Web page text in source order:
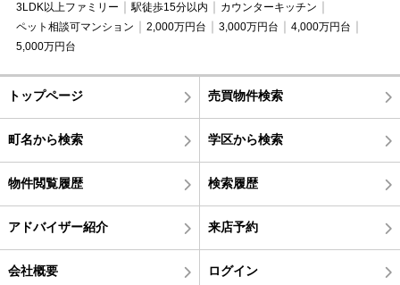
3LDK以上ファミリー
駅徒歩15分以内
カウンターキッチン
ペット相談可マンション
2,000万円台 3,000万円台
4,000万円台
5,000万円台
トップページ 売買物件検索
町名から検索 学区から検索
物件閲覧履歴 検索履歴
アドバイザー紹介 来店予約
会社概要 ログイン